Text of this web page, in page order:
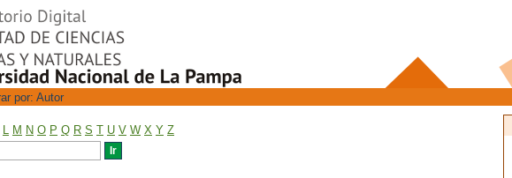
por: Autor
L M N O P Q R S T U V W X Y Z